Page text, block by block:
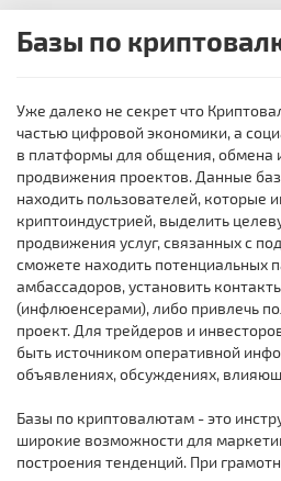
Базы по
Уже далеко не секрет что
частью цифровой экономики, а
в платформы для общения, обмена
продвижения проектов. Данные
находить пользователей, которые
криптоиндустрией, выделить
продвижения услуг, связанных с
сможете находить потенциальных
амбассадоров, установить
(инфлюенсерами), либо привлечь
проект. Для трейдеров и
быть источником оперативной
объявлениях, обсуждениях,
Базы по криптовалютам - это
широкие возможности для
построения тенденций. При